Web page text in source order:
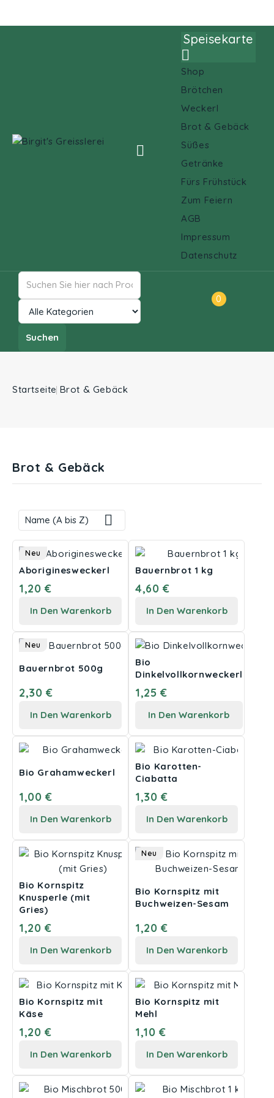

Speisekarte

Shop
Brötchen
Weckerl
Brot & Gebäck
Süßes
Getränke
Fürs Frühstück
Zum Feiern
AGB
Impressum
Datenschutz
Suchen
0
Startseite Brot & Gebäck
Brot & Gebäck
Name (A bis Z) 
Neu
Aboriginesweckerl
1,20 €
In Den Warenkorb
Bauernbrot 1 kg
4,60 €
In Den Warenkorb
Neu
Bauernbrot 500g
2,30 €
In Den Warenkorb
Bio
Dinkelvollkornweckerl
1,25 €
In Den Warenkorb
Bio Grahamweckerl
1,00 €
In Den Warenkorb
Bio Karotten-
Ciabatta
1,30 €
In Den Warenkorb
Bio Kornspitz
Knusperle (mit
Gries)
1,20 €
In Den Warenkorb
Neu
Bio Kornspitz mit
Buchweizen-Sesam
1,20 €
In Den Warenkorb
Bio Kornspitz mit
Käse
1,20 €
In Den Warenkorb
Bio Kornspitz mit
Mehl
1,10 €
In Den Warenkorb